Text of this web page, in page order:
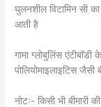
घुलनशील विटामिन सी
आती है
गामा ग्लोबुलिंस
पोलियोमाइलाइटिस जैसी
नोटः- किसी भी